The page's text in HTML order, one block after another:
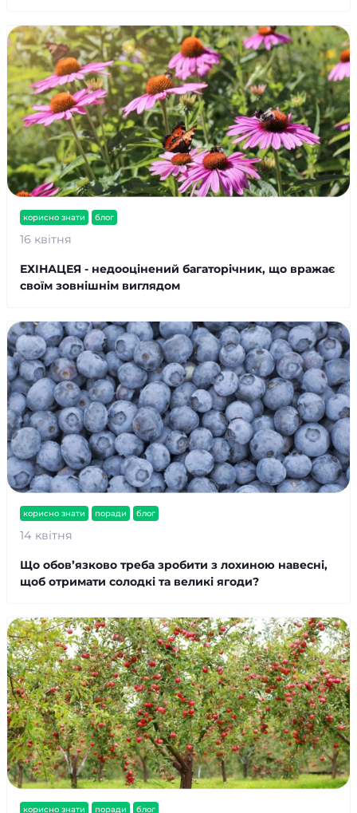
корисно знати блог
16 квітня
ЕХІНАЦЕЯ - недооцінений багаторічник, що вражає
своїм зовнішнім виглядом
корисно знати поради блог
14 квітня
Що обовʼязково треба зробити з лохиною навесні,
щоб отримати солодкі та великі ягоди?
корисно знати поради блог